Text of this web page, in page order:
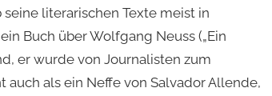
seine literarischen Texte meist in
Buch über Wolfgang Neuss („Ein
er wurde von Journalisten zum
auch als ein Neffe von Salvador Allende,